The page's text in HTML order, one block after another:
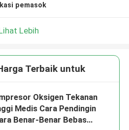
pemasok
Lebih
Terbaik untuk
Oksigen Tekanan
Medis Cara Pendingin
Benar-Benar Bebas